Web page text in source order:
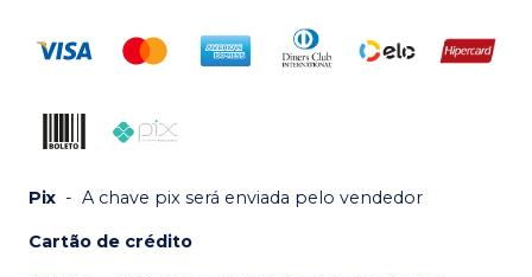
Pix - A chave pix será enviada pelo vendedor
Cartão de crédito